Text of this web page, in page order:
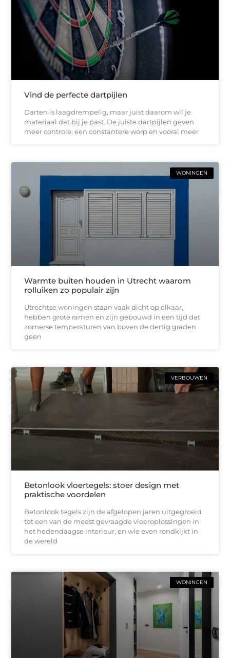
Vind de perfecte dartpijlen
Darten is laagdrempelig, maar juist daarom wil je
materiaal dat bij je past. De juiste dartpijlen geven
meer controle, een constantere worp en vooral meer
WONINGEN
Warmte buiten houden in Utrecht waarom
rolluiken zo populair zijn
Utrechtse woningen staan vaak dicht op elkaar,
hebben grote ramen en zijn gebouwd in een tijd dat
zomerse temperaturen van boven de dertig graden
geen
VERBOUWEN
Betonlook vloertegels: stoer design met
praktische voordelen
Betonlook tegels zijn de afgelopen jaren uitgegroeid
tot een van de meest gevraagde vloeroplossingen in
het hedendaagse interieur, en wie even rondkijkt in
de wereld
WONINGEN